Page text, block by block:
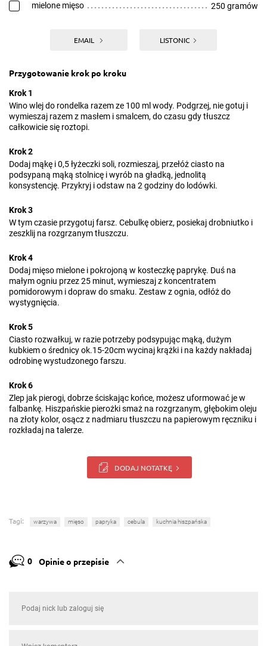
mielone mięso 250 gramów
EMAIL LISTONIC
Przygotowanie krok po kroku
Krok 1
Wino wlej do rondelka razem ze 100 ml wody. Podgrzej, nie gotuj i
wymieszaj razem z masłem i smalcem, do czasu gdy tłuszcz
całkowicie się roztopi.
Krok 2
Dodaj mąkę i 0,5 łyżeczki soli, rozmieszaj, przełóż ciasto na
podsypaną mąką stolnicę i wyrób na gładką, jednolitą
konsystencję. Przykryj i odstaw na 2 godziny do lodówki.
Krok 3
W tym czasie przygotuj farsz. Cebulkę obierz, posiekaj drobniutko i
zeszklij na rozgrzanym tłuszczu.
Krok 4
Dodaj mięso mielone i pokrojoną w kosteczkę paprykę. Duś na
małym ogniu przez 25 minut, wymieszaj z koncentratem
pomidorowym i dopraw do smaku. Zestaw z ognia, odłóż do
wystygnięcia.
Krok 5
Ciasto rozwałkuj, w razie potrzeby podsypując mąką, dużym
kubkiem o średnicy ok.15-20cm wycinaj krążki i na każdy nakładaj
odrobinę wystudzonego farszu.
Krok 6
Zlep jak pierogi, dobrze ściskając końce, możesz uformować je w
falbankę. Hiszpańskie pierożki smaż na rozgrzanym, głębokim oleju
na złoty kolor, osącz z nadmiaru tłuszczu na papierowym ręczniku i
rozkładaj na talerze.
DODAJ NOTATKĘ
Tagi: warzywa mięso papryka cebula kuchnia hiszpańska
0 Opinie o przepisie